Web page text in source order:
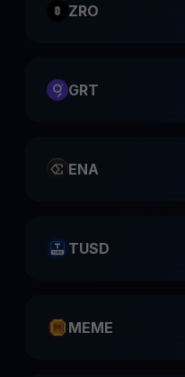
ZRO
GRT
ENA
TUSD
MEME